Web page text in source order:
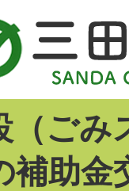
（ごみ
補助金